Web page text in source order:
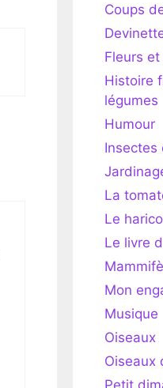
Coups
Fleurs
Histoire
légumes
Humour
Insectes
La
Le
Le livre
Mon
Musique
Oiseaux
Oiseaux
Petit